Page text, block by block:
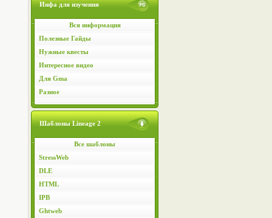
Инфа для изучения
Вся информация
Полезные Гайды
Нужные квесты
Интересное видео
Для Gma
Разное
Шаблоны Lineage 2
Все шаблоны
StressWeb
DLE
HTML
IPB
Ghtweb